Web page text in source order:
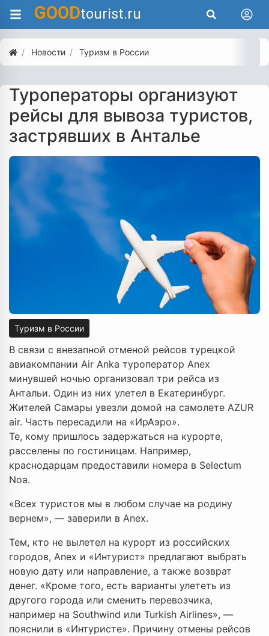
GOODtourist.ru
Новости Туризм в России
Туроператоры организуют
рейсы для вывоза туристов,
застрявших в Анталье
Туризм в России
В связи с внезапной отменой рейсов турецкой
авиакомпании Air Anka туроператор Anex
минувшей ночью организовал три рейса из
Антальи. Один из них улетел в Екатеринбург.
Жителей Самары увезли домой на самолете AZUR
air. Часть пересадили на «ИрАэро».
Те, кому пришлось задержаться на курорте,
расселены по гостиницам. Например,
краснодарцам предоставили номера в Selectum
Noa.
«Всех туристов мы в любом случае на родину
вернем», — заверили в Anex.
Тем, кто не вылетел на курорт из российских
городов, Anex и «Интурист» предлагают выбрать
новую дату или направление, а также возврат
денег. «Кроме того, есть варианты улететь из
другого города или сменить перевозчика,
например на Southwind или Turkish Airlines», —
пояснили в «Интуристе». Причину отмены рейсов